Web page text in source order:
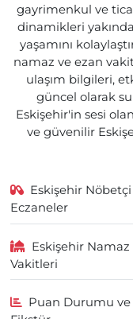
gayrimenkul ve
dinamikleri
yaşamını
namaz ve ezan
ulaşım bilgileri,
güncel olarak
Eskişehir'in sesi
ve güvenilir
Eskişehir Nöbetçi
Eczaneler
Eskişehir Namaz
Vakitleri
Puan Durumu ve